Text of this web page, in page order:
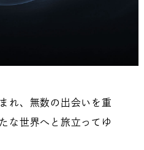
れ、無数の出会いを重
な世界へと旅立ってゆ